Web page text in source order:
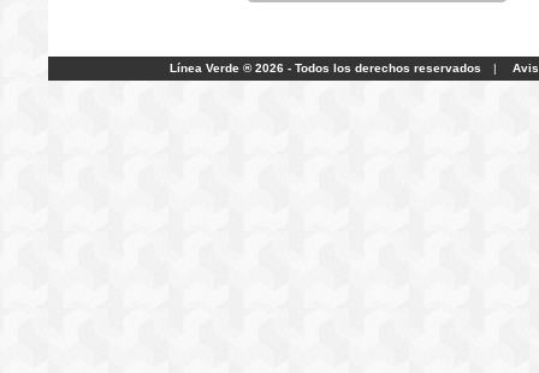
Línea Verde ® 2026 - Todos los derechos reservados |